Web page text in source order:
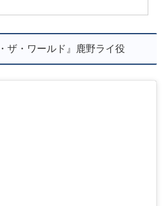
ザ・ワールド』鹿野ライ役